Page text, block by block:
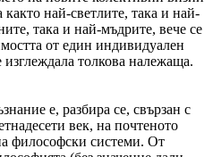
най-светлите, така и най-
така и най-мъдрите, вече се
от един индивидуален
толкова належаща.
е, разбира се, свързан с
век, на почтеното
философски системи. От